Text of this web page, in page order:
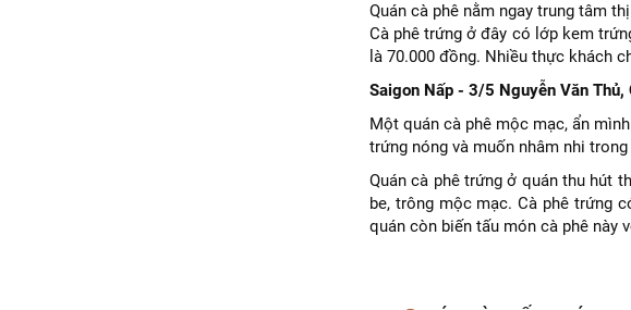
Quán cà phê nằm ngay trung tâm
Cà phê trứng ở đây có lớp kem
là 70.000 đồng. Nhiều thực khách
Saigon Nấp - 3/5 Nguyễn Văn Thủ,
Một quán cà phê mộc mạc, ẩn
trứng nóng và muốn nhâm nhi
Quán cà phê trứng ở quán thu hút
be, trông mộc mạc. Cà phê trứng
quán còn biến tấu món cà phê này